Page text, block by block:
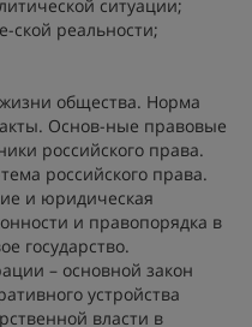
ситуации;
ской реальности;
общества. Норма
Основ-ные правовые
российского права.
российского права.
и юридическая
и правопорядка в
государство.
– основной закон
устройства
власти в